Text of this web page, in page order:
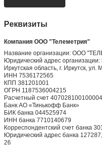
Реквизиты
Компания ООО "Телеметрия"
Название организации: ООО
Юридический адрес
Иркутская область, г. Иркутск,
ИНН 7536172565
КПП 381201001
ОГРН 1187536004215
Расчетный счет
Банк АО «Тинькофф Банк»
БИК банка 044525974
ИНН банка 7710140679
Корреспондентский счет банка
Юридический адрес банка
26